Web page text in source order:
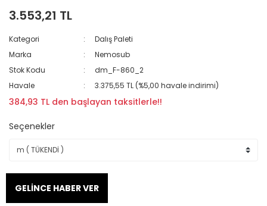
3.553,21 TL
Kategori
Dalış Paleti
Marka
Nemosub
Stok Kodu
dm_F-860_2
Havale
3.375,55 TL (%5,00 havale indirimi)
384,93 TL den başlayan taksitlerle!!
Seçenekler
GELİNCE HABER VER